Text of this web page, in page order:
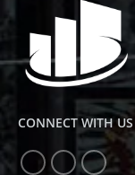
CONNECT WITH US